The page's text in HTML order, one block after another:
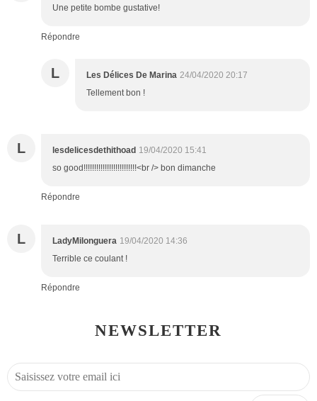
Une petite bombe gustative!
Répondre
L Les Délices De Marina 24/04/2020 20:17
Tellement bon !
L lesdelicesdethithoad 19/04/2020 15:41
so good!!!!!!!!!!!!!!!!!!!!!!!!!<br /> bon dimanche
Répondre
L LadyMilonguera 19/04/2020 14:36
Terrible ce coulant !
Répondre
NEWSLETTER